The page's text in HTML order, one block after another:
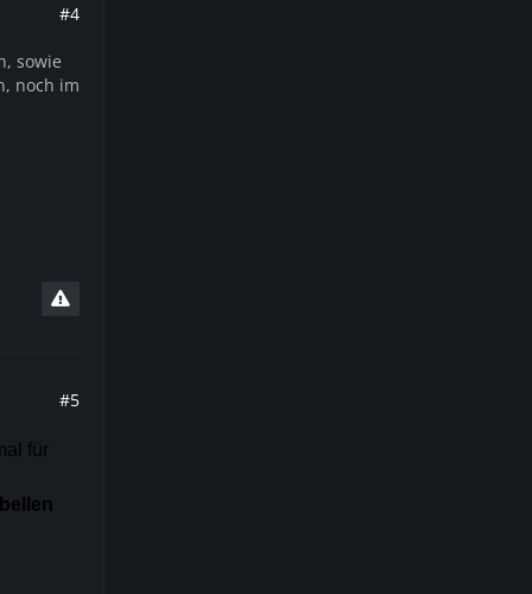
#4
sowie
noch im
#5
für